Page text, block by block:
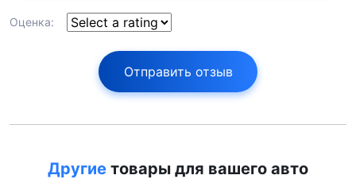
Оценка:
Отправить отзыв
Другие товары для вашего авто